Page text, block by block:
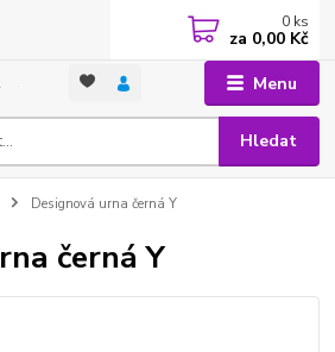
Menu
Hledat
0 ks
za 0,00 Kč
Designová urna černá Y
černá Y